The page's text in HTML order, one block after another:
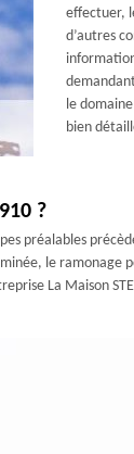
effectuer,
d’autres
le
bien
?
préalables
le
La Maison